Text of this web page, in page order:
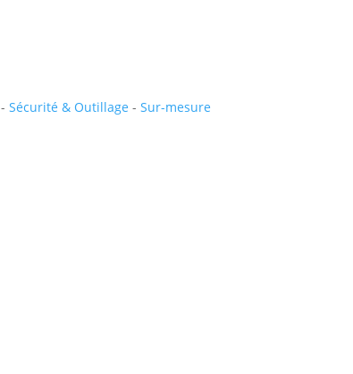
-Sécurité & Outillage -Sur-mesure